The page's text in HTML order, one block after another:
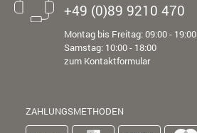
+49 (0)89 9210 470
Montag bis Freitag: 09:00 - 19:00
Samstag: 10:00 - 18:00
zum Kontaktformular
ZAHLUNGSMETHODEN